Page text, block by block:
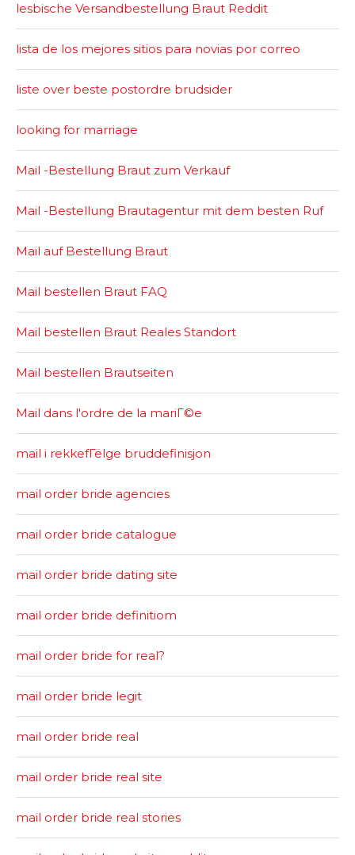
lesbische Versandbestellung Braut Reddit
lista de los mejores sitios para novias por correo
liste over beste postordre brudsider
looking for marriage
Mail -Bestellung Braut zum Verkauf
Mail -Bestellung Brautagentur mit dem besten Ruf
Mail auf Bestellung Braut
Mail bestellen Braut FAQ
Mail bestellen Braut Reales Standort
Mail bestellen Brautseiten
Mail dans l'ordre de la mariГ©e
mail i rekkefГёlge bruddefinisjon
mail order bride agencies
mail order bride catalogue
mail order bride dating site
mail order bride definitiom
mail order bride for real?
mail order bride legit
mail order bride real
mail order bride real site
mail order bride real stories